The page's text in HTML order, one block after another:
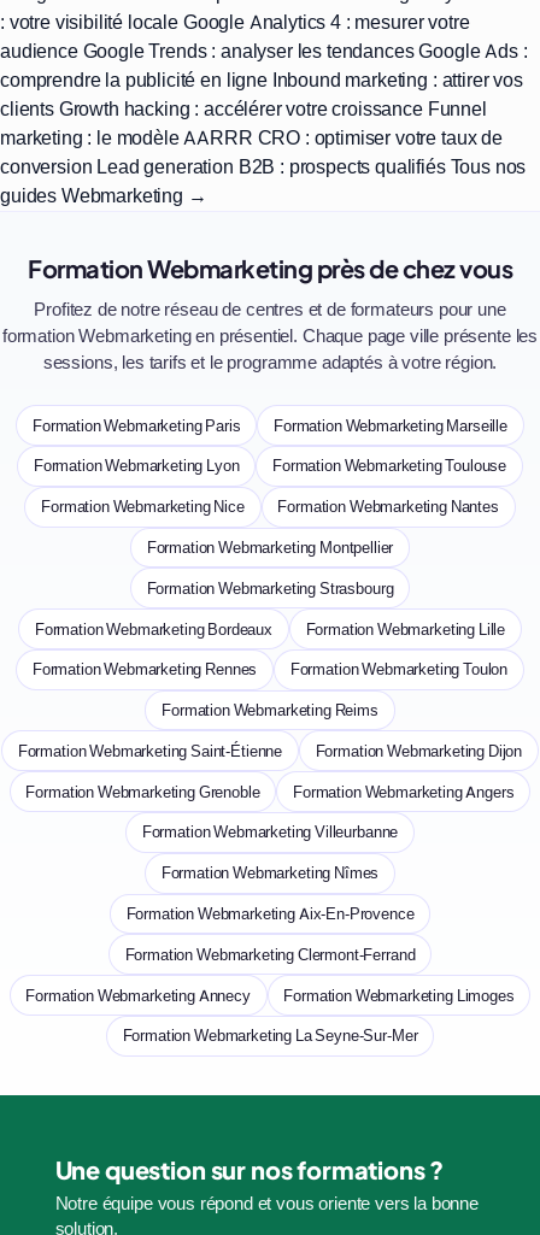
: votre visibilité localeGoogle Analytics 4 : mesurer votre
audience Google Trends : analyser les tendancesGoogle Ads :
comprendre la publicité en ligne Inbound marketing : attirer vos
clientsGrowth hacking : accélérer votre croissance Funnel
marketing : le modèle AARRR CRO : optimiser votre taux de
conversion Lead generation B2B : prospects qualifiés Tous nos
guides Webmarketing →
Formation Webmarketing près de chez vous
Profitez de notre réseau de centres et de formateurs pour une
formation Webmarketing en présentiel. Chaque page ville présente les
sessions, les tarifs et le programme adaptés à votre région.
Formation Webmarketing Paris
Formation Webmarketing Marseille
Formation Webmarketing Lyon
Formation Webmarketing Toulouse
Formation Webmarketing Nice
Formation Webmarketing Nantes
Formation Webmarketing Montpellier
Formation Webmarketing Strasbourg
Formation Webmarketing Bordeaux
Formation Webmarketing Lille
Formation Webmarketing Rennes
Formation Webmarketing Toulon
Formation Webmarketing Reims
Formation Webmarketing Saint-Étienne
Formation Webmarketing Dijon
Formation Webmarketing Grenoble
Formation Webmarketing Angers
Formation Webmarketing Villeurbanne
Formation Webmarketing Nîmes
Formation Webmarketing Aix-En-Provence
Formation Webmarketing Clermont-Ferrand
Formation Webmarketing Annecy
Formation Webmarketing Limoges
Formation Webmarketing La Seyne-Sur-Mer
Une question sur nos formations ?
Notre équipe vous répond et vous oriente vers la bonne
solution.